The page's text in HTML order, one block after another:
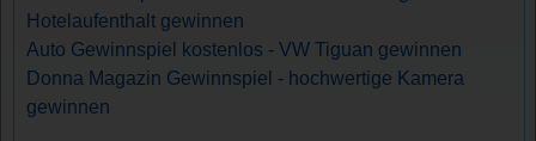
Hotelaufenthalt gewinnen
Auto Gewinnspiel kostenlos - VW Tiguan gewinnen
Donna Magazin Gewinnspiel - hochwertige Kamera
gewinnen